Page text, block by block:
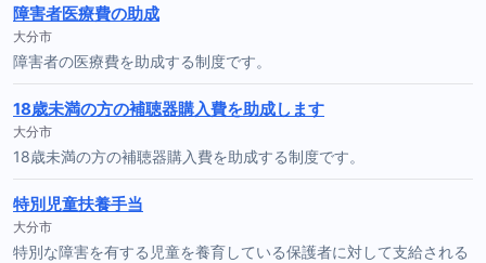
障害者医療費の助成
大分市
障害者の医療費を助成する制度です。
18歳未満の方の補聴器購入費を助成します
大分市
18歳未満の方の補聴器購入費を助成する制度です。
特別児童扶養手当
大分市
特別な障害を有する児童を養育している保護者に対して支給される